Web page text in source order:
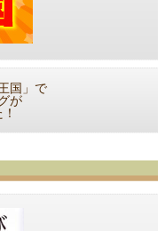
国」で
が